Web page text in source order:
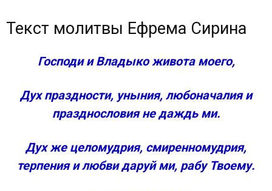
Молитва Ефрема Сирина. Видео:
Почему эта короткая и простая молитва
великопостном богослужении?
Как правильно читать молитву Ефрема Сирина?
Другие материалы о молитве на “Правмире”:
Толкования
В литературе
Текст молитвы Ефрема Сирина
Господи и Владыко живота моего,
Дух праздности, уныния, любоначалия и
празднословия не даждь ми.
Дух же целомудрия, смиренномудрия,
терпения и любви даруй ми, рабу Твоему.